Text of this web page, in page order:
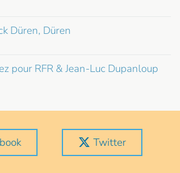
Düren, Düren
pour RFR & Jean-Luc Dupanloup
Twitter